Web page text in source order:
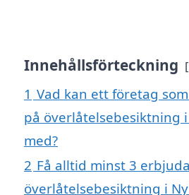
Innehållsförteckning
1 Vad kan ett företag
på överlåtelsebesiktning
med?
2 Få alltid minst 3
överlåtelsebesiktning i